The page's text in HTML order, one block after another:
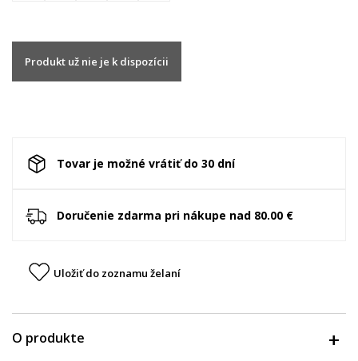
Produkt už nie je k dispozícii
Tovar je možné vrátiť do 30 dní
Doručenie zdarma pri nákupe nad 80.00 €
Uložiť do zoznamu želaní
O produkte